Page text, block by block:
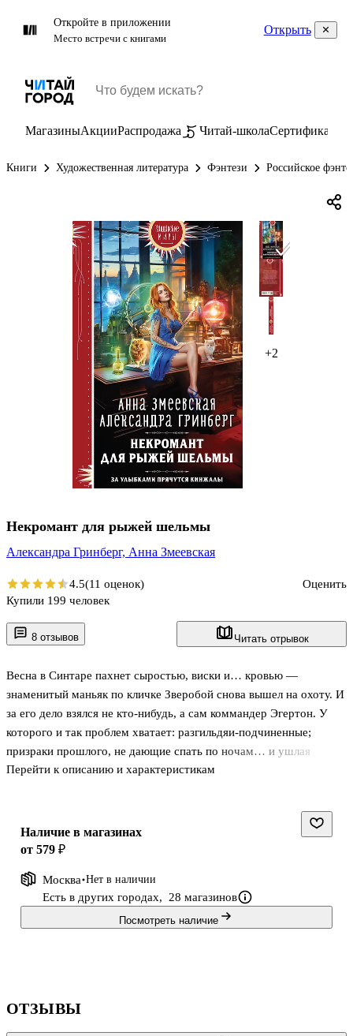
Откройте в приложении
Место встречи с книгами
Открыть
МагазиныАкцииРаспродажа Читай-школаСертификаты
Книги Художественная литература Фэнтези Российское
+2
8 отзывов Читать отрывок
Весна в Синтаре пахнет сыростью, виски и… кровью —
знаменитый маньяк по кличке Зверобой снова вышел на охоту. И
за его дело взялся не кто-нибудь, а сам коммандер Эгертон. У
которого и так проблем хватает: разгильдяи-подчиненные;
призраки прошлого, не дающие спать по ночам… и ушлая
девчонка-заклинательница, постоянно влипающая в
одной Билли-шельмой: ведь та может вмиг вывести из себя даже
самого сурового некроманта.
Перейти к описанию и характеристикам
Некромант для рыжей шельмы
Александра Гринберг, Анна Змеевская
4.5(11 оценок)
Оценить
Купили 199 человек
Наличие в магазинах
от 579 ₽
Москва Нет в наличии
Есть в других городах, 28 магазинов
Посмотреть наличие
ОТЗЫВЫ